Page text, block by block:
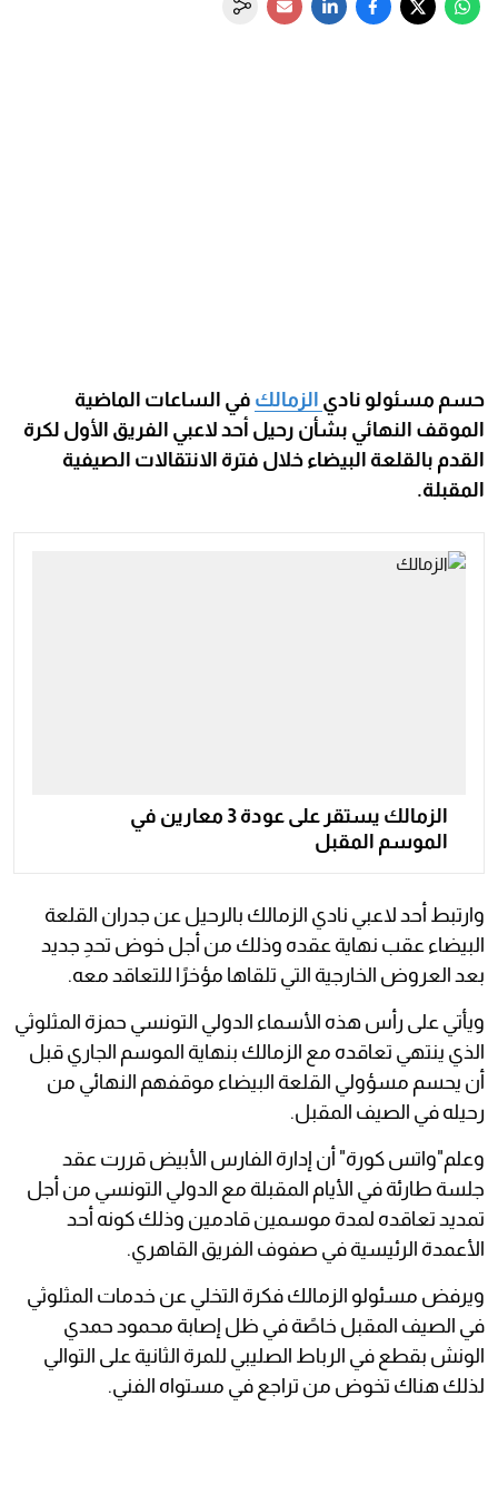
حسم مسئولو نادي الزمالك في الساعات الماضية
الموقف النهائي بشأن رحيل أحد لاعبي الفريق الأول لكرة
القدم بالقلعة البيضاء خلال فترة الانتقالات الصيفية
المقبلة.
الزمالك يستقر على عودة 3 معارين في
الموسم المقبل
وارتبط أحد لاعبي نادي الزمالك بالرحيل عن جدران القلعة
البيضاء عقب نهاية عقده وذلك من أجل خوض تحدِ جديد
بعد العروض الخارجية التي تلقاها مؤخرًا للتعاقد معه.
ويأتي على رأس هذه الأسماء الدولي التونسي حمزة المثلوثي
الذي ينتهي تعاقده مع الزمالك بنهاية الموسم الجاري قبل
أن يحسم مسؤولي القلعة البيضاء موقفهم النهائي من
رحيله في الصيف المقبل.
وعلم"واتس كورة" أن إدارة الفارس الأبيض قررت عقد
جلسة طارئة في الأيام المقبلة مع الدولي التونسي من أجل
تمديد تعاقده لمدة موسمين قادمين وذلك كونه أحد
الأعمدة الرئيسية في صفوف الفريق القاهري.
ويرفض مسئولو الزمالك فكرة التخلي عن خدمات المثلوثي
في الصيف المقبل خاصًة في ظل إصابة محمود حمدي
الونش بقطع في الرباط الصليبي للمرة الثانية على التوالي
لذلك هناك تخوض من تراجع في مستواه الفني.